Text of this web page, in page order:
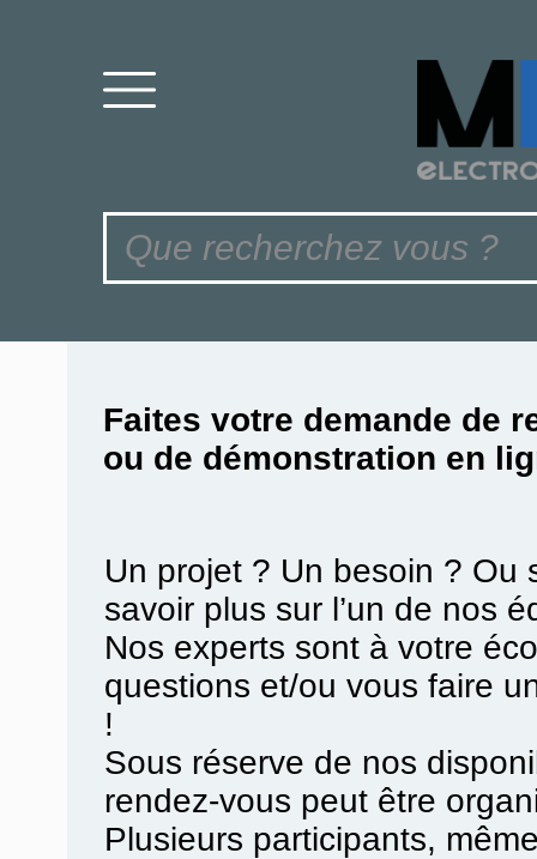
Faites votre demande de
ou de démonstration en
Un projet ? Un besoin ? Ou
savoir plus sur l’un de nos
Nos experts sont à votre
questions et/ou vous faire
!
Sous réserve de nos
rendez-vous peut être
Plusieurs participants,